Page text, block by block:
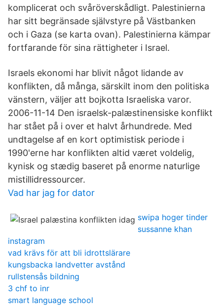
komplicerat och svåröverskådligt. Palestinierna
har sitt begränsade självstyre på Västbanken
och i Gaza (se karta ovan). Palestinierna kämpar
fortfarande för sina rättigheter i Israel.
Israels ekonomi har blivit något lidande av
konflikten, då många, särskilt inom den politiska
vänstern, väljer att bojkotta Israeliska varor.
2006-11-14 Den israelsk-palæstinensiske konflikt
har stået på i over et halvt århundrede. Med
undtagelse af en kort optimistisk periode i
1990'erne har konflikten altid været voldelig,
kynisk og stædig baseret på enorme naturlige
mistillidressourcer.
Vad har jag for dator
swipa hoger tinder
sussanne khan
instagram
vad krävs för att bli idrottslärare
kungsbacka landvetter avstånd
rullstensås bildning
3 chf to inr
smart language school